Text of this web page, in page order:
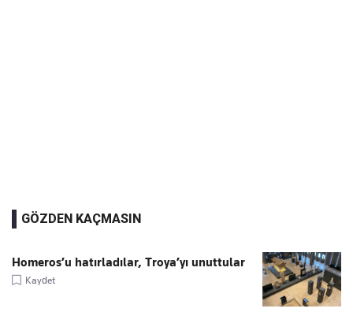
GÖZDEN KAÇMASIN
Homeros’u hatırladılar, Troya’yı unuttular
Kaydet